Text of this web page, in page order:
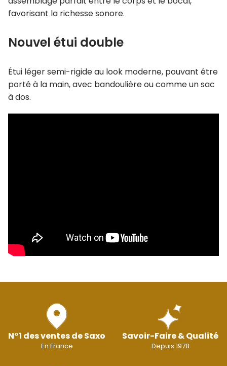
favorisant la richesse sonore.
Nouvel étui double
Étui léger semi-rigide au look moderne, pouvant être
porté à la main, avec bandoulière ou comme un sac
à dos.
N°1 des ventes de Saxo
En France
Savoir-Faire & Qualité
Depuis 1978